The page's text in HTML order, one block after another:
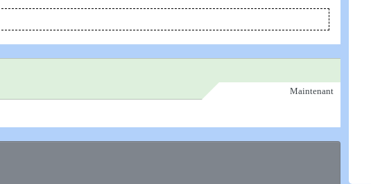
Maintenant